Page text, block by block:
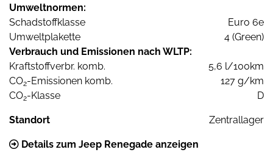
Umweltnormen:
Schadstoffklasse
Euro 6e
Umweltplakette
4 (Green)
Verbrauch und Emissionen nach WLTP:
Kraftstoffverbr. komb.
5,6 l/100km
CO2-Emissionen komb.
127 g/km
CO2-Klasse D
Standort Zentrallager
Details zum Jeep Renegade anzeigen